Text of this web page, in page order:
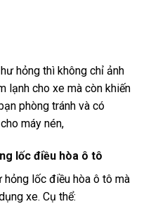
hỏng thì không chỉ ảnh
lạnh cho xe mà còn khiến
phòng tránh và có
máy nén,
lốc điều hòa ô tô
hỏng lốc điều hòa ô tô mà
xe. Cụ thể: